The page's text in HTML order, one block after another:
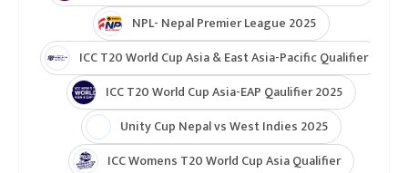
NPL- Nepal Premier League 2025
ICC T20 World Cup Asia & East Asia-Pacific Qualifier
ICC T20 World Cup Asia-EAP Qaulifier 2025
Unity Cup Nepal vs West Indies 2025
ICC Womens T20 World Cup Asia Qualifier